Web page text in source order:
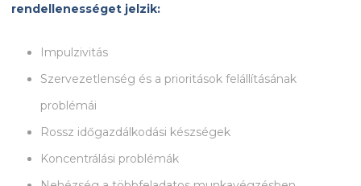
rendellenességet jelzik:
Impulzivitás
Szervezetlenség és a prioritások felállításának
problémái
Rossz időgazdálkodási készségek
Koncentrálási problémák